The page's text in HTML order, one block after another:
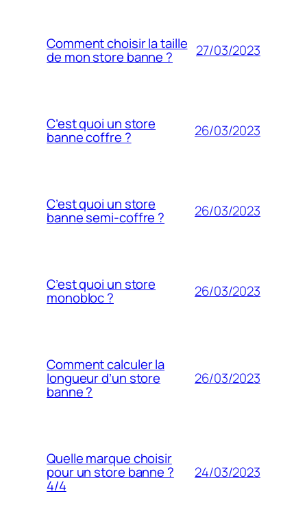
Comment choisir la taille
de mon store banne ? 27/03/2023
C’est quoi un store
banne coffre ? 26/03/2023
C’est quoi un store
banne semi-coffre ? 26/03/2023
C’est quoi un store
monobloc ? 26/03/2023
Comment calculer la
longueur d’un store
banne ?
26/03/2023
Quelle marque choisir
pour un store banne ?
4/4
24/03/2023